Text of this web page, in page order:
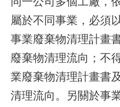
屬於不同事業，必須
事業廢棄物清理計畫
廢棄物清理流向；不
業廢棄物清理計畫書
清理流向。另關於事